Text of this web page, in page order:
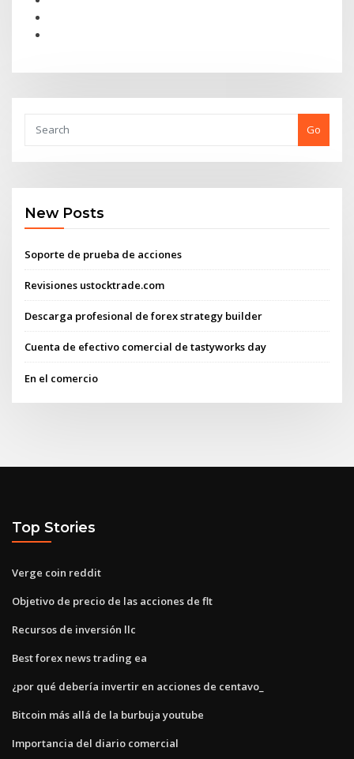
Go
New Posts
Soporte de prueba de acciones
Revisiones ustocktrade.com
Descarga profesional de forex strategy builder
Cuenta de efectivo comercial de tastyworks day
En el comercio
Top Stories
Verge coin reddit
Objetivo de precio de las acciones de flt
Recursos de inversión llc
Best forex news trading ea
¿por qué debería invertir en acciones de centavo_
Bitcoin más allá de la burbuja youtube
Importancia del diario comercial